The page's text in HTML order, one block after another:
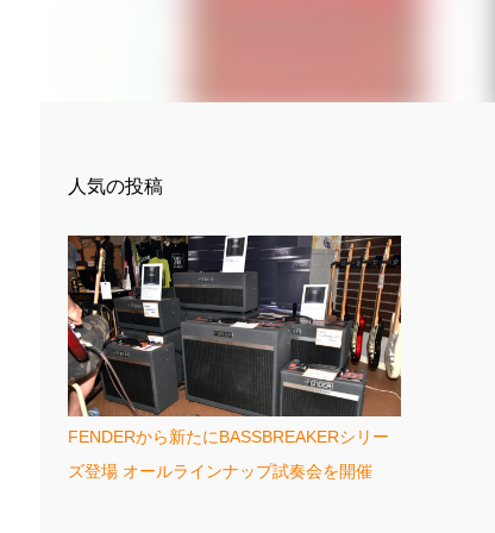
人気の投稿
FENDERから新たにBASSBREAKERシリー
ズ登場 オールラインナップ試奏会を開催